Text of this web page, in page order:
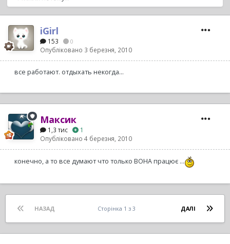
iGirl
153 0
Опубліковано 3 березня, 2010
все работают. отдыхать некогда...
Максик
1,3 тис
1
Опубліковано 4 березня, 2010
конечно, а то все думают что только ВОНА працює ...
НАЗАД ДАЛІ
Сторінка 1 з 3